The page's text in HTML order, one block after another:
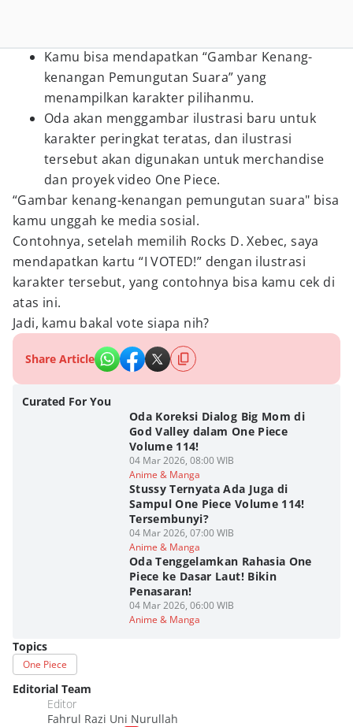
Kamu bisa mendapatkan “Gambar Kenang-
kenangan Pemungutan Suara” yang
menampilkan karakter pilihanmu.
Oda akan menggambar ilustrasi baru untuk
karakter peringkat teratas, dan ilustrasi
tersebut akan digunakan untuk merchandise
dan proyek video One Piece.
“Gambar kenang-kenangan pemungutan suara" bisa
kamu unggah ke media sosial.
Contohnya, setelah memilih Rocks D. Xebec, saya
mendapatkan kartu “I VOTED!” dengan ilustrasi
karakter tersebut, yang contohnya bisa kamu cek di
atas ini.
Jadi, kamu bakal vote siapa nih?
Share Article
Curated For You
Oda Koreksi Dialog Big Mom di
God Valley dalam One Piece
Volume 114!
04 Mar 2026, 08:00 WIB
Anime & Manga
Stussy Ternyata Ada Juga di
Sampul One Piece Volume 114!
Tersembunyi?
04 Mar 2026, 07:00 WIB
Anime & Manga
Oda Tenggelamkan Rahasia One
Piece ke Dasar Laut! Bikin
Penasaran!
04 Mar 2026, 06:00 WIB
Anime & Manga
Topics
One Piece
Editorial Team
Editor
Fahrul Razi Uni Nurullah